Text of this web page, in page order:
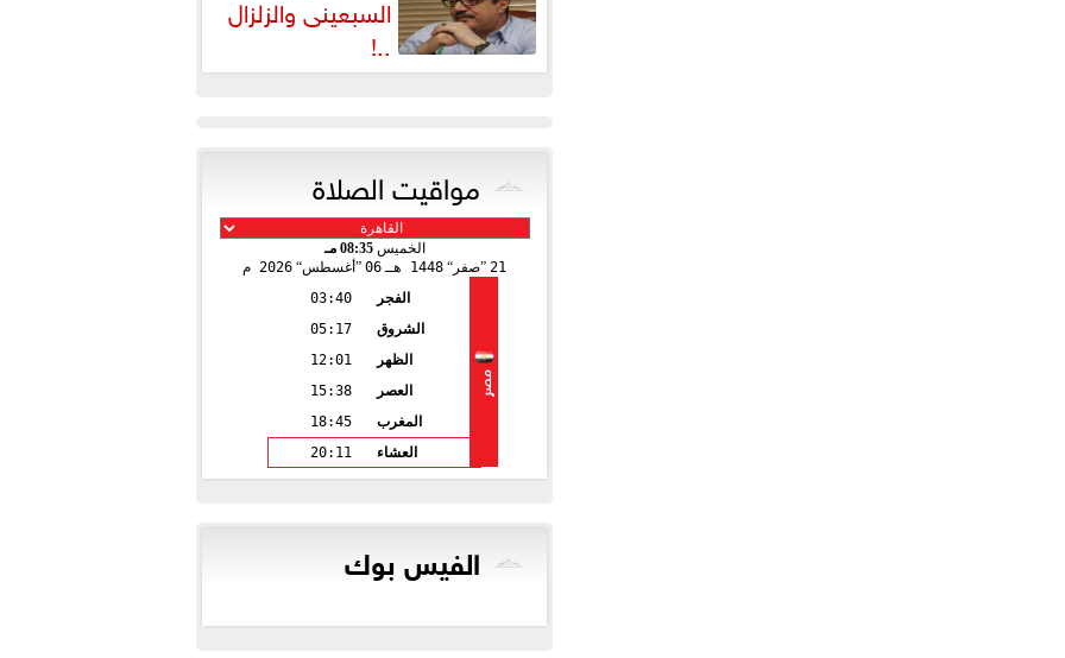
السبعينى والزلزال
..!
مواقيت الصلاة
الخميس08:35 مـ
21 صفر 1448 هـ 06 أغسطس 2026 م
مصر
الفجر
03:40
الشروق
05:17
الظهر
12:01
العصر
15:38
المغرب
18:45
العشاء
20:11
الفيس بوك